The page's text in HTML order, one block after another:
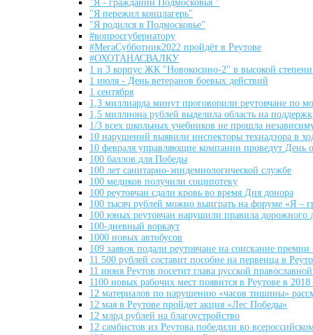
"Я - гражданин Подмосковья "
"Я пережил концлагерь"
"Я родился в Подмосковье"
#вопросгубернатору
#МегаСубботник2022 пройдёт в Реутове
#ОХОТАНАСВАЛКУ
1 и 3 корпус ЖК "Новокосино-2" в высокой степени
1 июля - День ветеранов боевых действий
1 сентября
1,3 миллиарда минут проговорили реутовчане по
1,5 миллиона рублей выделила область на
1/3 всех школьных учебников не прошла
10 нарушений выявили инспекторы технадзора в
10 февраля управляющие компании проведут День
100 баллов для Победы
100 лет санитарно-эпидемиологической службе
100 медиков получили соципотеку
100 реутовчан сдали кровь во время Дня донора
100 тысяч рублей можно выиграть на форуме «Я –
100 юных реутовчан нарушили правила дорожного
100-дневный воркаут
1000 новых автобусов
109 заявок подали реутовчане на соискание
11 500 рублей составит пособие на первенца в
11 июня Реутов посетит глава русской
1100 новых рабочих мест появится в Реутове в 2018
12 материалов по нарушению «часов тишины»
12 мая в Реутове пройдет акция «Лес Победы»
12 млрд рублей на благоустройство
12 самбистов из Реутова победили во